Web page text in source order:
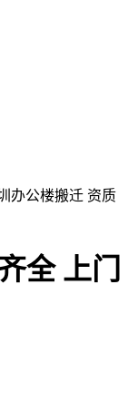
办公楼搬迁 资质
全 上门